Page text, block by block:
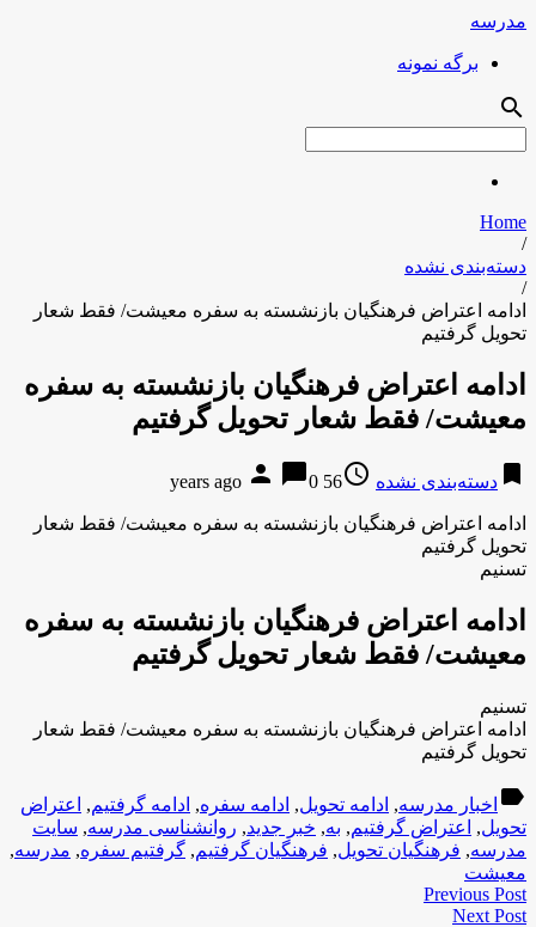
مدرسه
برگه نمونه
search
Home
/
دسته‌بندی نشده
/
ادامه اعتراض فرهنگیان بازنشسته به سفره معیشت/ فقط شعار
تحویل گرفتیم
ادامه اعتراض فرهنگیان بازنشسته به سفره
معیشت/ فقط شعار تحویل گرفتیم
bookmark دسته‌بندی نشده access_time
56 years ago
person chat_bubble0
ادامه اعتراض فرهنگیان بازنشسته به سفره معیشت/ فقط شعار
تحویل گرفتیم
تسنیم
ادامه اعتراض فرهنگیان بازنشسته به سفره
معیشت/ فقط شعار تحویل گرفتیم
تسنیم
ادامه اعتراض فرهنگیان بازنشسته به سفره معیشت/ فقط شعار
تحویل گرفتیم
label اخبار مدرسه, ادامه تحویل, ادامه سفره, ادامه گرفتیم,
اعتراض
تحویل, اعتراض گرفتیم, به, خبر جدید, روانشناسی مدرسه, سایت
مدرسه, فرهنگیان تحویل, فرهنگیان گرفتیم, گرفتیم سفره, مدرسه,
معیشت
Previous Post
Next Post